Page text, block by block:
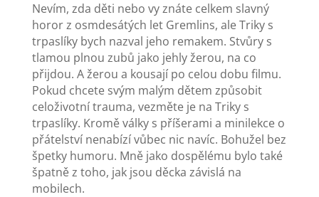
Nevím, zda děti nebo vy znáte celkem slavný
horor z osmdesátých let Gremlins, ale Triky s
trpaslíky bych nazval jeho remakem. Stvůry s
tlamou plnou zubů jako jehly žerou, na co
přijdou. A žerou a kousají po celou dobu filmu.
Pokud chcete svým malým dětem způsobit
celoživotní trauma, vezměte je na Triky s
trpaslíky. Kromě války s příšerami a minilekce o
přátelství nenabízí vůbec nic navíc. Bohužel bez
špetky humoru. Mně jako dospělému bylo také
špatně z toho, jak jsou děcka závislá na
mobilech.